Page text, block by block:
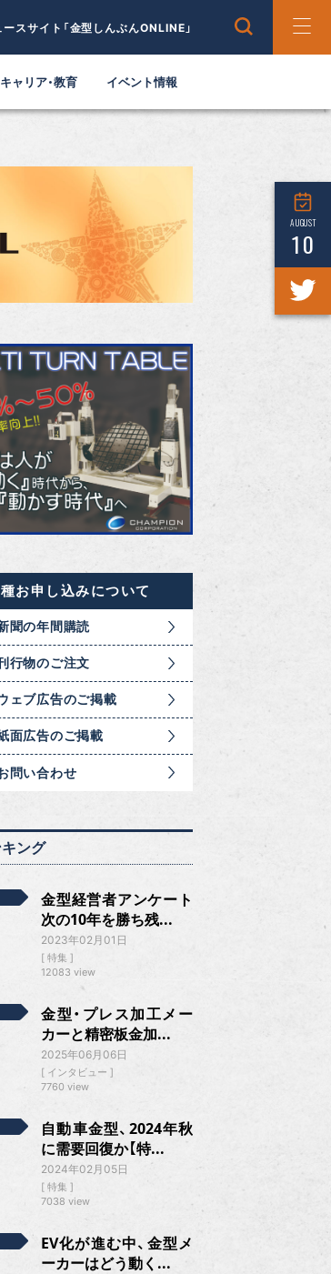
スサイト「金型しんぶんONLINE」
キャリア・教育 イベント情報
AUGUST
10
お申し込みについて
聞の年間購読
行物のご注文
ェブ広告のご掲載
面広告のご掲載
問い合わせ
ング
金型経営者アンケート
次の10年を勝ち残...
2023年02月01日
特集
12083 view
金型・プレス加工メー
カーと精密板金加...
2025年06月06日
インタビュー
7760 view
自動車金型、2024年秋
に需要回復か【特...
2024年02月05日
特集
7038 view
EV化が進む中、金型メ
ーカーはどう動く...